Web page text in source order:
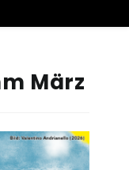
März